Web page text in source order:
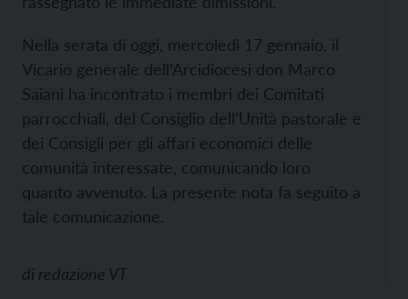
Nella serata di oggi, mercoledì 17 gennaio, il
Vicario generale dell’Arcidiocesi don Marco
Saiani ha incontrato i membri dei Comitati
parrocchiali, del Consiglio dell’Unità pastorale e
dei Consigli per gli affari economici delle
comunità interessate, comunicando loro
quanto avvenuto. La presente nota fa seguito a
tale comunicazione.
di redazione VT